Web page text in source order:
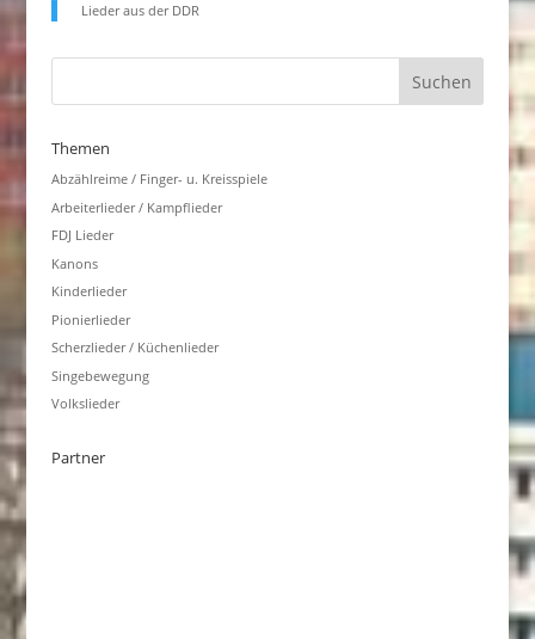
Lieder aus der DDR
Themen
Abzählreime / Finger- u. Kreisspiele
Arbeiterlieder / Kampflieder
FDJ Lieder
Kanons
Kinderlieder
Pionierlieder
Scherzlieder / Küchenlieder
Singebewegung
Volkslieder
Partner